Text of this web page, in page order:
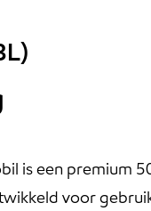
is een premium
voor